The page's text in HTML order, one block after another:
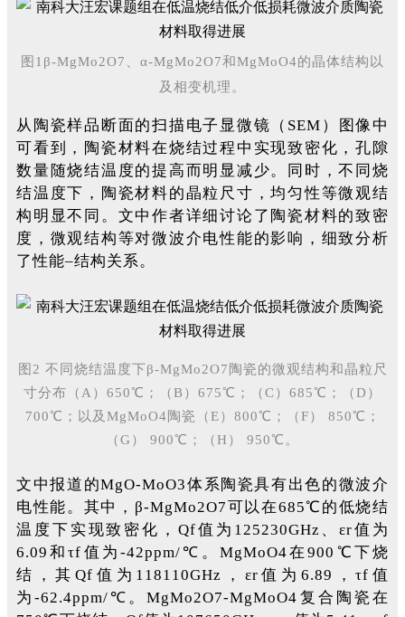
图1β-MgMo2O7、α-MgMo2O7和MgMoO4的晶体结构以
及相变机理。
从陶瓷样品断面的扫描电子显微镜（SEM）图像中
可看到，陶瓷材料在烧结过程中实现致密化，孔隙
数量随烧结温度的提高而明显减少。同时，不同烧
结温度下，陶瓷材料的晶粒尺寸，均匀性等微观结
构明显不同。文中作者详细讨论了陶瓷材料的致密
度，微观结构等对微波介电性能的影响，细致分析
了性能–结构关系。
图2 不同烧结温度下β-MgMo2O7陶瓷的微观结构和晶粒尺
寸分布（A）650℃；（B）675℃；（C）685℃；（D）
700℃；以及MgMoO4陶瓷（E）800℃；（F） 850℃；
（G） 900℃；（H） 950℃。
文中报道的MgO-MoO3体系陶瓷具有出色的微波介
电性能。其中，β-MgMo2O7可以在685℃的低烧结
温度下实现致密化，Qf值为125230GHz、εr值为
6.09和τf值为-42ppm/℃。MgMoO4在900℃下烧
结，其Qf值为118110GHz，εr值为6.89，τf值
为-62.4ppm/℃。MgMo2O7-MgMoO4复合陶瓷在